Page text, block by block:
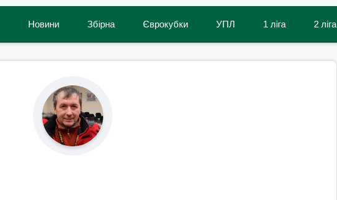
Новини Збірна Єврокубки УПЛ 1 ліга 2 ліга